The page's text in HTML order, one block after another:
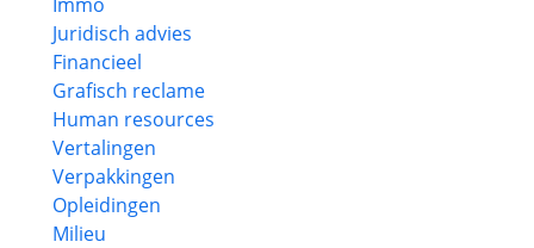
Juridisch advies
Financieel
Grafisch reclame
Human resources
Vertalingen
Verpakkingen
Opleidingen
Milieu